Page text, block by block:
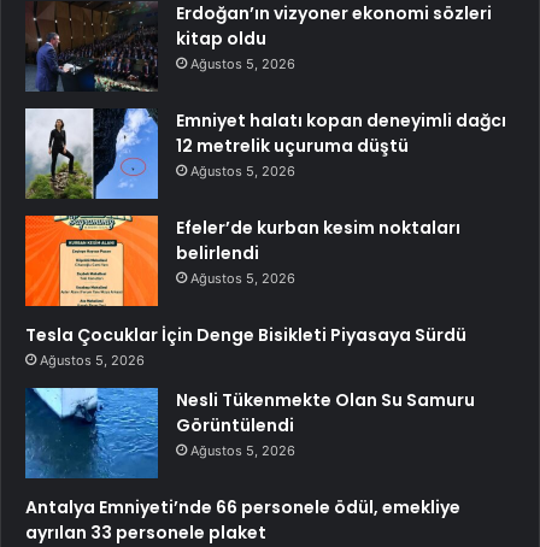
Erdoğan’ın vizyoner ekonomi sözleri
kitap oldu
Ağustos 5, 2026
Emniyet halatı kopan deneyimli dağcı
12 metrelik uçuruma düştü
Ağustos 5, 2026
Efeler’de kurban kesim noktaları
belirlendi
Ağustos 5, 2026
Tesla Çocuklar İçin Denge Bisikleti Piyasaya Sürdü
Ağustos 5, 2026
Nesli Tükenmekte Olan Su Samuru
Görüntülendi
Ağustos 5, 2026
Antalya Emniyeti’nde 66 personele ödül, emekliye
ayrılan 33 personele plaket